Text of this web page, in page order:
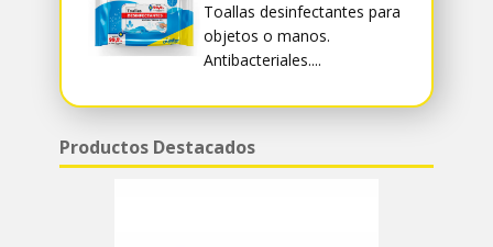
Toallas desinfectantes para
objetos o manos.
Antibacteriales....
Productos Destacados